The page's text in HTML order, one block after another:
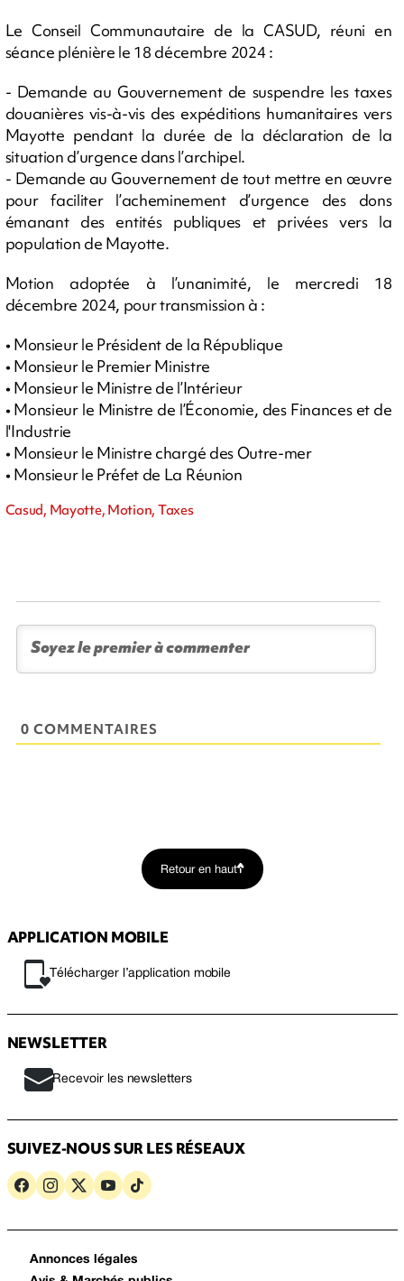
Le Conseil Communautaire de la CASUD, réuni en
séance plénière le 18 décembre 2024 :
- Demande au Gouvernement de suspendre les taxes
douanières vis-à-vis des expéditions humanitaires vers
Mayotte pendant la durée de la déclaration de la
situation d’urgence dans l’archipel.
- Demande au Gouvernement de tout mettre en œuvre
pour faciliter l’acheminement d’urgence des dons
émanant des entités publiques et privées vers la
population de Mayotte.
Motion adoptée à l’unanimité, le mercredi 18
décembre 2024, pour transmission à :
• Monsieur le Président de la République
• Monsieur le Premier Ministre
• Monsieur le Ministre de l’Intérieur
• Monsieur le Ministre de l’Économie, des Finances et de
l'Industrie
• Monsieur le Ministre chargé des Outre-mer
• Monsieur le Préfet de La Réunion
Casud, Mayotte, Motion, Taxes
0 COMMENTAIRES
Retour en haut
APPLICATION MOBILE
Télécharger l’application mobile
NEWSLETTER
Recevoir les newsletters
SUIVEZ-NOUS SUR LES RÉSEAUX
Annonces légales